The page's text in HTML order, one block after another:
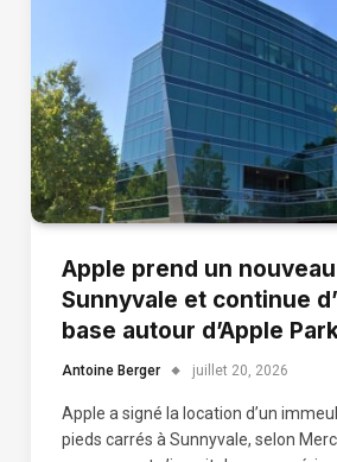
Apple prend un
Sunnyvale et continue
base autour d’Apple
Antoine Berger juillet 20, 2026
Apple a signé la location d’un
pieds carrés à Sunnyvale, selon